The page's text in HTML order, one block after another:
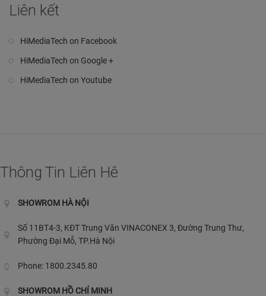
Liên kết
HiMediaTech on Facebook
HiMediaTech on Google +
HiMediaTech on Youtube
Thông Tin Liên Hê
SHOWROM HÀ NỘI
Số 11BT4-3, KĐT Trung Văn VINACONEX 3, Đường Trung Thư,
Phường Đại Mỗ, TP.Hà Nội
Phone: 1800.2345.80
SHOWROM HỒ CHÍ MINH